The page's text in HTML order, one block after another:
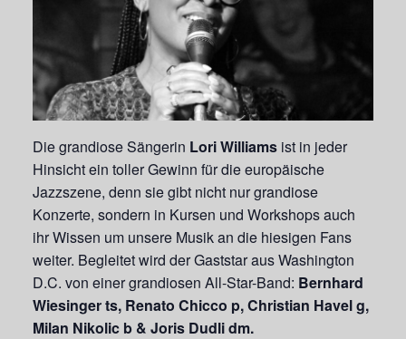
Die grandiose Sängerin Lori Williams ist in jeder
Hinsicht ein toller Gewinn für die europäische
Jazzszene, denn sie gibt nicht nur grandiose
Konzerte, sondern in Kursen und Workshops auch
ihr Wissen um unsere Musik an die hiesigen Fans
weiter. Begleitet wird der Gaststar aus Washington
D.C. von einer grandiosen All-Star-Band: Bernhard
Wiesinger ts, Renato Chicco p, Christian Havel g,
Milan Nikolic b & Joris Dudli dm.